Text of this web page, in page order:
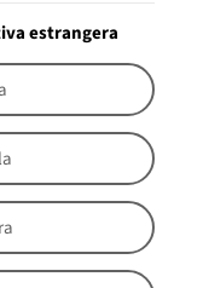
estrangera